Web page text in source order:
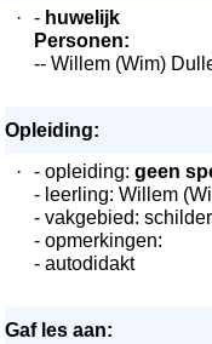
·
- huwelijk
Personen:
-- Willem (Wim)
Opleiding:
·
- opleiding: geen
- leerling: Willem
- vakgebied:
- opmerkingen:
- autodidakt
Gaf les aan: